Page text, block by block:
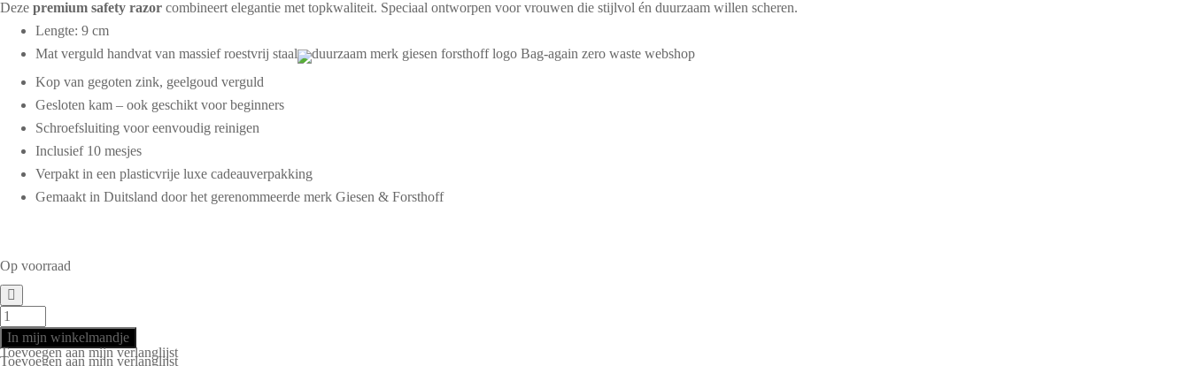
Deze premium safety razor combineert elegantie met topkwaliteit. Speciaal ontworpen voor vrouwen die stijlvol én duurzaam willen scheren.
Lengte: 9 cm
Mat verguld handvat van massief roestvrij staal
Kop van gegoten zink, geelgoud verguld
Gesloten kam – ook geschikt voor beginners
Schroefsluiting voor eenvoudig reinigen
Inclusief 10 mesjes
Verpakt in een plasticvrije luxe cadeauverpakking
Gemaakt in Duitsland door het gerenommeerde merk Giesen & Forsthoff
Op voorraad
In mijn winkelmandje
Toevoegen aan mijn verlanglijst
Toevoegen aan mijn verlanglijst